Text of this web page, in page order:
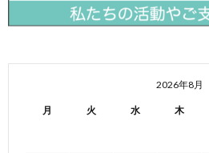
2026年8月
月 火 水 木